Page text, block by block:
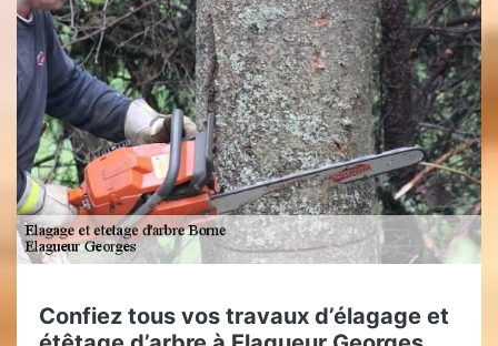
Confiez tous vos travaux d’élagage et